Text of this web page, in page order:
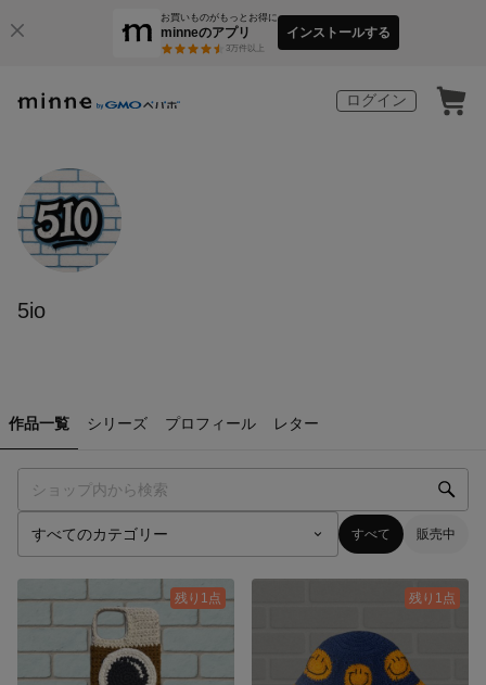
お買いものがもっとお得に
minneのアプリ
3万件以上
インストールする
ログイン
5io
作品一覧 シリーズ プロフィール レター
すべて 販売中
残り1点 残り1点